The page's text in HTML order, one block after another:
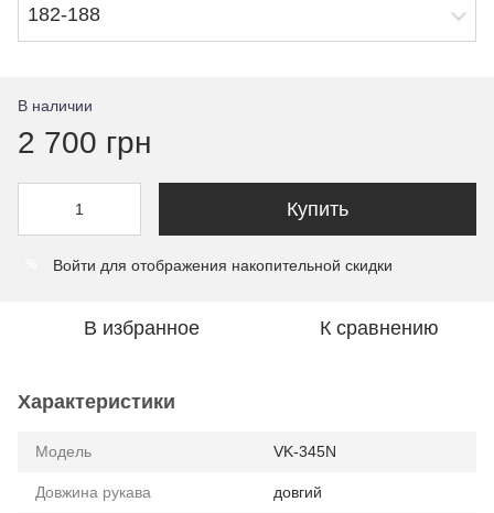
182-188
В наличии
2 700 грн
Купить
Войти для отображения накопительной скидки
В избранное К сравнению
Характеристики
Модель VK-345N
Довжина рукава довгий